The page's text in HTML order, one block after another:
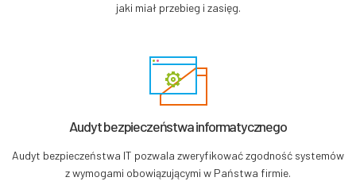
jaki miał przebieg i zasięg.
Audyt bezpieczeństwainformatycznego
Audyt bezpieczeństwa IT pozwala zweryfikować zgodność systemów
z wymogami obowiązującymi w Państwa firmie.